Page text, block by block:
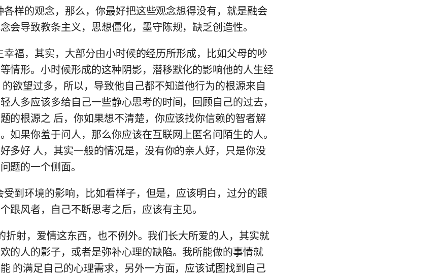
各样的观念，那么，你最好把这些观念想得没有，就是融会
会导致教条主义，思想僵化，墨守陈规，缺乏创造性。
幸福，其实，大部分由小时候的经历所形成，比如父母的吵
情形。小时候形成的这种阴影，潜移默化的影响他的人生经
欲望过多，所以，导致他自己都不知道他行为的根源来自
人多应该多给自己一些静心思考的时间，回顾自己的过去，
的根源之 后，你如果想不清楚，你应该找你信赖的智者解
如果你羞于问人，那么你应该在互联网上匿名问陌生的人。
多好 人，其实一般的情况是，没有你的亲人好，只是你没
题的一个侧面。
受到环境的影响，比如看样子，但是，应该明白，过分的跟
跟风者，自己不断思考之后，应该有主见。
折射，爱情这东西，也不例外。我们长大所爱的人，其实就
的人的影子，或者是弥补心理的缺陷。我所能做的事情就
的满足自己的心理需求，另外一方面，应该试图找到自己